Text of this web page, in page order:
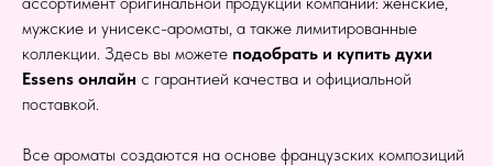
мужские и унисекс-ароматы, а также лимитированные
коллекции. Здесь вы можете подобрать и купить духи
Essens онлайн с гарантией качества и официальной
поставкой.
Все ароматы создаются на основе французских композиций